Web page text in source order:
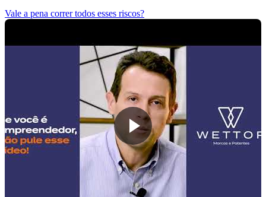
Vale a pena correr todos esses riscos?